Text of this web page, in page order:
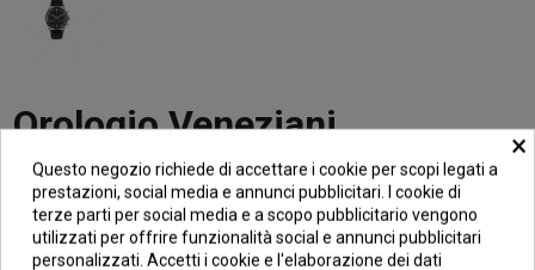
Orologio Veneziani
MANTOVA SH5093BLKBK
Nero
Marca:Veneziani
×
Questo negozio richiede di accettare i cookie per scopi legati a
prestazioni, social media e annunci pubblicitari. I cookie di
terze parti per social media e a scopo pubblicitario vengono
utilizzati per offrire funzionalità social e annunci pubblicitari
personalizzati. Accetti i cookie e l'elaborazione dei dati